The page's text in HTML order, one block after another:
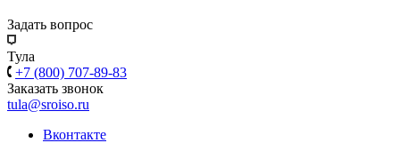
Задать вопрос
Тула
+7 (800) 707-89-83
Заказать звонок
tula@sroiso.ru
Вконтакте